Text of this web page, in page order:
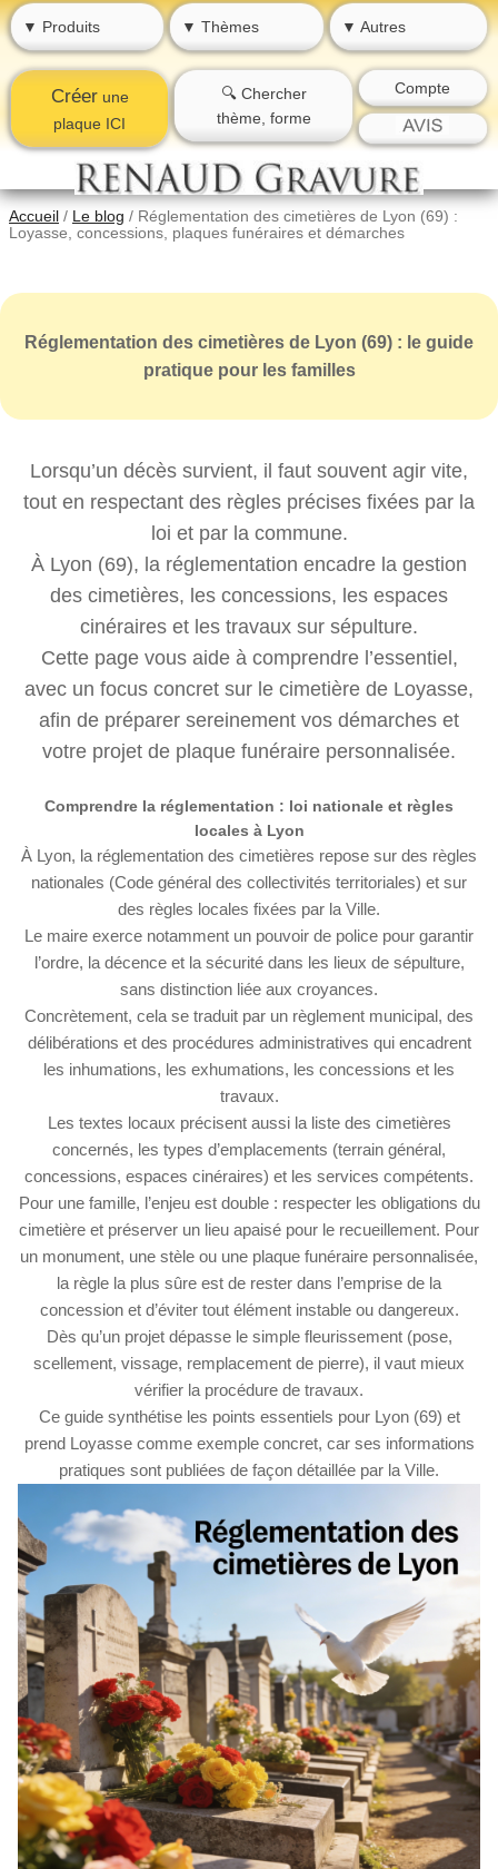
▼ Produits ▼ Thèmes ▼ Autres
Créerune
plaque ICI
🔍 Chercher
thème, forme
Compte
Accueil / Le blog / Réglementation des cimetières de Lyon (69) :
Loyasse, concessions, plaques funéraires et démarches
Réglementation des cimetières de Lyon (69) : le guide
pratique pour les familles
Lorsqu’un décès survient, il faut souvent agir vite,
tout en respectant des règles précises fixées par la
loi et par la commune.
À Lyon (69), la réglementation encadre la gestion
des cimetières, les concessions, les espaces
cinéraires et les travaux sur sépulture.
Cette page vous aide à comprendre l’essentiel,
avec un focus concret sur le cimetière de Loyasse,
afin de préparer sereinement vos démarches et
votre projet de plaque funéraire personnalisée.
Comprendre la réglementation : loi nationale et règles
locales à Lyon
À Lyon, la réglementation des cimetières repose sur des règles
nationales (Code général des collectivités territoriales) et sur
des règles locales fixées par la Ville.
Le maire exerce notamment un pouvoir de police pour garantir
l’ordre, la décence et la sécurité dans les lieux de sépulture,
sans distinction liée aux croyances.
Concrètement, cela se traduit par un règlement municipal, des
délibérations et des procédures administratives qui encadrent
les inhumations, les exhumations, les concessions et les
travaux.
Les textes locaux précisent aussi la liste des cimetières
concernés, les types d’emplacements (terrain général,
concessions, espaces cinéraires) et les services compétents.
Pour une famille, l’enjeu est double : respecter les obligations du
cimetière et préserver un lieu apaisé pour le recueillement. Pour
un monument, une stèle ou une plaque funéraire personnalisée,
la règle la plus sûre est de rester dans l’emprise de la
concession et d’éviter tout élément instable ou dangereux.
Dès qu’un projet dépasse le simple fleurissement (pose,
scellement, vissage, remplacement de pierre), il vaut mieux
vérifier la procédure de travaux.
Ce guide synthétise les points essentiels pour Lyon (69) et
prend Loyasse comme exemple concret, car ses informations
pratiques sont publiées de façon détaillée par la Ville.